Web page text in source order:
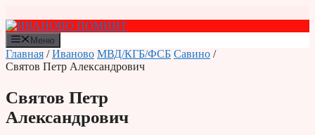
к
содержимому
Меню
Главная /Иваново МВД/КГБ/ФСБ Савино /
Святов Петр Александрович
Святов Петр
Александрович